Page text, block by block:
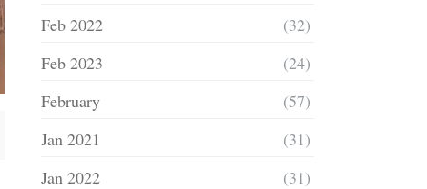
Feb 2022
(32)
Feb 2023
(24)
February
(57)
Jan 2021
(31)
Jan 2022
(31)